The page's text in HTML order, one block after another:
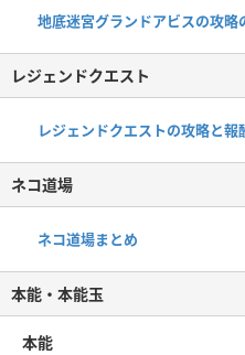
地底迷宮グランドアビスの攻略
レジェンドクエスト
レジェンドクエストの攻略と報
ネコ道場
ネコ道場まとめ
本能・本能玉
本能